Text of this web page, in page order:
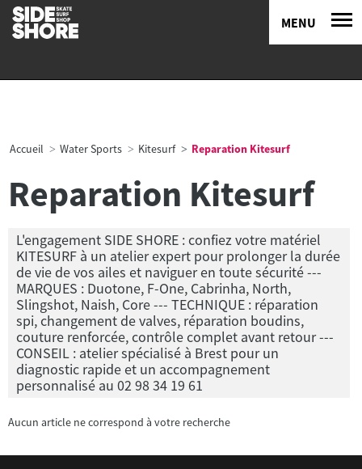
MENU
Accueil Water Sports Kitesurf Reparation Kitesurf
Reparation Kitesurf
L'engagement SIDE SHORE : confiez votre matériel
KITESURF à un atelier expert pour prolonger la durée
de vie de vos ailes et naviguer en toute sécurité ---
MARQUES : Duotone, F-One, Cabrinha, North,
Slingshot, Naish, Core --- TECHNIQUE : réparation
spi, changement de valves, réparation boudins,
couture renforcée, contrôle complet avant retour ---
CONSEIL : atelier spécialisé à Brest pour un
diagnostic rapide et un accompagnement
personnalisé au 02 98 34 19 61
Aucun article ne correspond à votre recherche